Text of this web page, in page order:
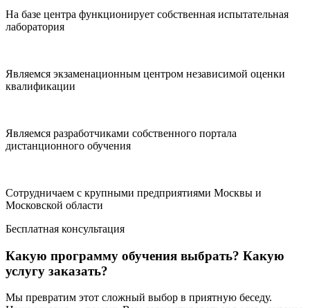
На базе центра функционирует собственная испытательная
лаборатория
Являемся экзаменационным центром независимой оценки
квалификации
Являемся разработчиками собственного портала
дистанционного обучения
Сотрудничаем с крупными предприятиями Москвы и
Московской области
Бесплатная консультация
Какую программу обучения выбрать? Какую
услугу заказать?
Мы превратим этот сложный выбор в приятную беседу.